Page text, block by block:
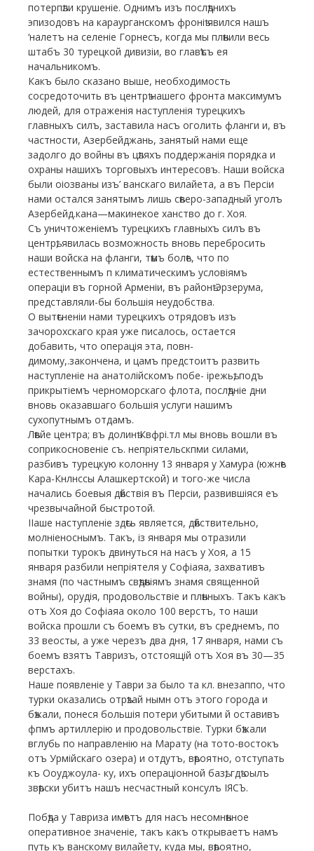
потерпѣли крушеніе. Однимъ изъ послѣднихъ
эпизодовъ на караурганскомъ фроніѣ явился нашъ
‘налетъ на селеніе Горнесъ, когда мы плѣнили весь
штабъ 30 турецкой дивизіи, во главѣ’съ ея
начальникомъ.
Какъ было сказано выше, необходимость
сосредоточить въ центрѣ нашего фронта максимумъ
людей, для отраженія наступленія турецкихъ
главныхъ силъ, заставила насъ оголить фланги и, въ
частности, Азербейджань, занятый нами еще
задолго до войны въ цѣляхъ поддержанія порядка и
охраны нашихъ торговыхъ интересовъ. Наши войска
были оіозваны изъ’ ванскаго вилайета, а въ Персіи
нами остался занятымъ лишь сѣверо-западный уголъ
Азербейд.кана—макинекое ханство до г. Хоя.
Съ уничтоженіемъ турецкихъ главныхъ силъ въ
центрѣ, явилась возможность вновь перебросить
наши войска на фланги, тѣмъ болѣе, что по
естественнымъ п климатическимъ условіямъ
операціи въ горной Арменіи, въ районѣ Эрзерума,
представляли-бы большія неудобства.
О вытѣсненіи нами турецкихъ отрядовъ изъ
зачорохскаго края уже писалось, остается
добавить, что операція эта, повн-
димому,.закончена, и цамъ предстоитъ развить
наступленіе на анатолійскомъ побе- ірежьѣ, подъ
прикрытіемъ черноморскаго флота, послѣдніе дни
вновь оказавшаго большія услуги нашимъ
сухопутнымъ отдамъ.
Лѣвйе центра; въ долинѣ Квфрі.тл мы вновь вошли въ
соприкосновеніе съ. непріятельскпми силами,
разбивъ турецкую колонну 13 января у Хамура (южнѣе
Кара-Кнлнссы Алашкертской) и того-же числа
начались боевыя дѣйствія въ Персіи, развившіяся еъ
чрезвычайной быстротой.
ІІаше наступленіе здѣсь является, дѣйствительно,
молніеноснымъ. Такъ, із января мы отразили
попытки турокъ двинуться на насъ у Хоя, а 15
января разбили непріятеля у Софіаяа, захвативъ
знамя (по частнымъ свѣдѣніямъ знамя священной
войны), орудія, продовольствіе и плѣнныхъ. Такъ какъ
отъ Хоя до Софіаяа около 100 верстъ, то наши
войска прошли съ боемъ въ сутки, въ среднемъ, по
33 веосты, а уже черезъ два дня, 17 января, нами съ
боемъ взятъ Тавризъ, отстоящій отъ Хоя въ 30—35
верстахъ.
Наше появленіе у Таври за было та кл. внезаппо, что
турки оказались отрѣзай нымн отъ этого города и
бѣжали, понеся большія потери убитыми й оставивъ
фпмъ артиллерію и продовольствіе. Турки бѣжали
вглубь по направленію на Марату (на тото-востокъ
отъ Урмійскаго озера) и отдутъ, вѣроятно, отступать
къ Ооуджоула- ку, ихъ операціонной базѣ, гдѣ оылъ
звѣрски убитъ нашъ несчастный консулъ ІЯСЪ.
Побѣда у Тавриза имѣетъ для насъ несомнѣнное
оперативное значеніе, такъ какъ открываетъ намъ
путь къ ванскому вилайету, куда мы, вѣроятно,